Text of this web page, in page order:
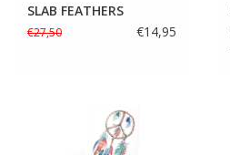
SLAB FEATHERS
€27,50 €14,95